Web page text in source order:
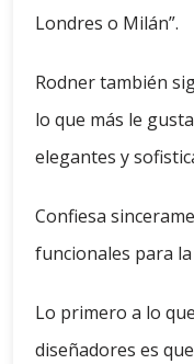
Londres o Milán”.
Rodner también
lo que más le
elegantes y
Confiesa
funcionales para
Lo primero a lo
diseñadores es